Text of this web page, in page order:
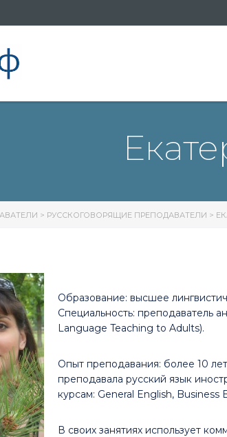
> РУССКОГОВОРЯЩИЕ ПРЕПОДАВАТЕЛИ >
Образование: высшее
Специальность: преподаватель
Language Teaching to Adults).
Опыт преподавания: более 10
преподавала русский язык
курсам: General English, Business
В своих занятиях использует